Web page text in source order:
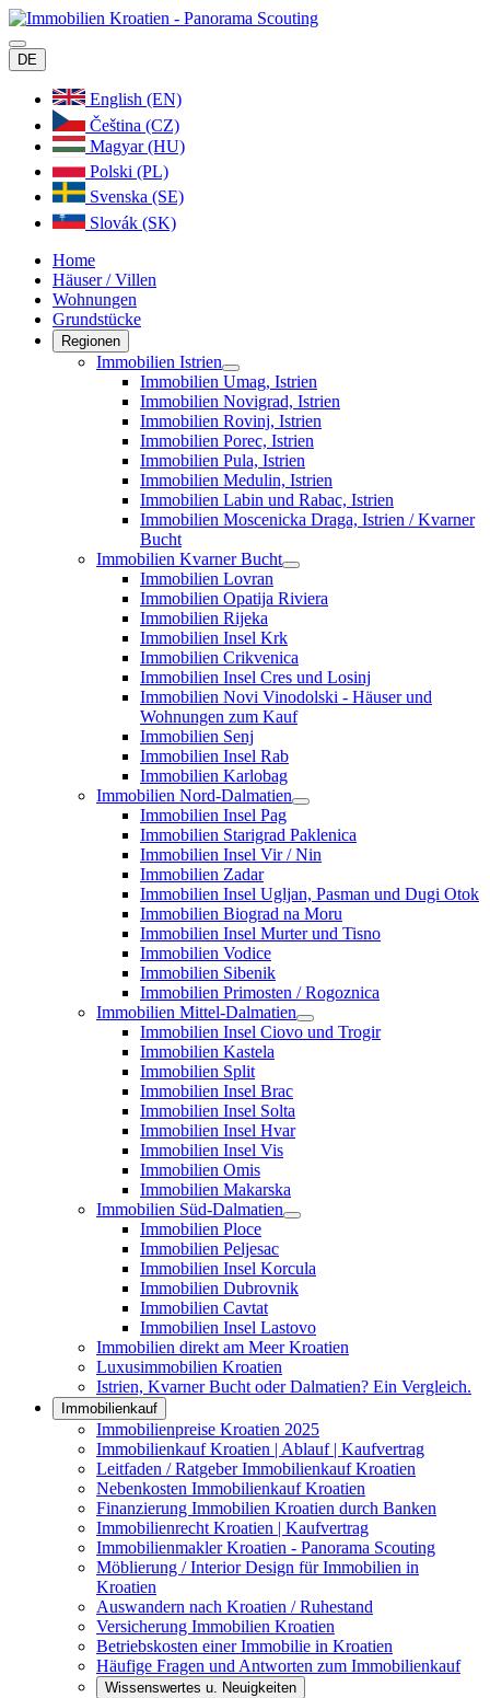
DE
English (EN)
Čeština (CZ)
Magyar (HU)
Polski (PL)
Svenska (SE)
Slovák (SK)
Home
Häuser / Villen
Wohnungen
Grundstücke
Regionen
Immobilien Istrien
Immobilien Umag, Istrien
Immobilien Novigrad, Istrien
Immobilien Rovinj, Istrien
Immobilien Porec, Istrien
Immobilien Pula, Istrien
Immobilien Medulin, Istrien
Immobilien Labin und Rabac, Istrien
Immobilien Moscenicka Draga, Istrien / Kvarner
Bucht
Immobilien Kvarner Bucht
Immobilien Lovran
Immobilien Opatija Riviera
Immobilien Rijeka
Immobilien Insel Krk
Immobilien Crikvenica
Immobilien Insel Cres und Losinj
Immobilien Novi Vinodolski - Häuser und
Wohnungen zum Kauf
Immobilien Senj
Immobilien Insel Rab
Immobilien Karlobag
Immobilien Nord-Dalmatien
Immobilien Insel Pag
Immobilien Starigrad Paklenica
Immobilien Insel Vir / Nin
Immobilien Zadar
Immobilien Insel Ugljan, Pasman und Dugi Otok
Immobilien Biograd na Moru
Immobilien Insel Murter und Tisno
Immobilien Vodice
Immobilien Sibenik
Immobilien Primosten / Rogoznica
Immobilien Mittel-Dalmatien
Immobilien Insel Ciovo und Trogir
Immobilien Kastela
Immobilien Split
Immobilien Insel Brac
Immobilien Insel Solta
Immobilien Insel Hvar
Immobilien Insel Vis
Immobilien Omis
Immobilien Makarska
Immobilien Süd-Dalmatien
Immobilien Ploce
Immobilien Peljesac
Immobilien Insel Korcula
Immobilien Dubrovnik
Immobilien Cavtat
Immobilien Insel Lastovo
Immobilien direkt am Meer Kroatien
Luxusimmobilien Kroatien
Istrien, Kvarner Bucht oder Dalmatien? Ein Vergleich.
Immobilienkauf
Immobilienpreise Kroatien 2025
Immobilienkauf Kroatien | Ablauf | Kaufvertrag
Leitfaden / Ratgeber Immobilienkauf Kroatien
Nebenkosten Immobilienkauf Kroatien
Finanzierung Immobilien Kroatien durch Banken
Immobilienrecht Kroatien | Kaufvertrag
Immobilienmakler Kroatien - Panorama Scouting
Möblierung / Interior Design für Immobilien in
Kroatien
Auswandern nach Kroatien / Ruhestand
Versicherung Immobilien Kroatien
Betriebskosten einer Immobilie in Kroatien
Häufige Fragen und Antworten zum Immobilienkauf
Wissenswertes u. Neuigkeiten